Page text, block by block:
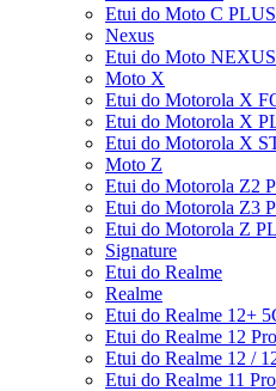
Etui do Moto C PLUS
Nexus
Etui do Moto
Moto X
Etui do Motorola X
Etui do Motorola X
Etui do Motorola X
Moto Z
Etui do Motorola Z2
Etui do Motorola Z3
Etui do Motorola Z
Signature
Etui do Realme
Realme
Etui do Realme 12+
Etui do Realme 12
Etui do Realme 12 /
Etui do Realme 11